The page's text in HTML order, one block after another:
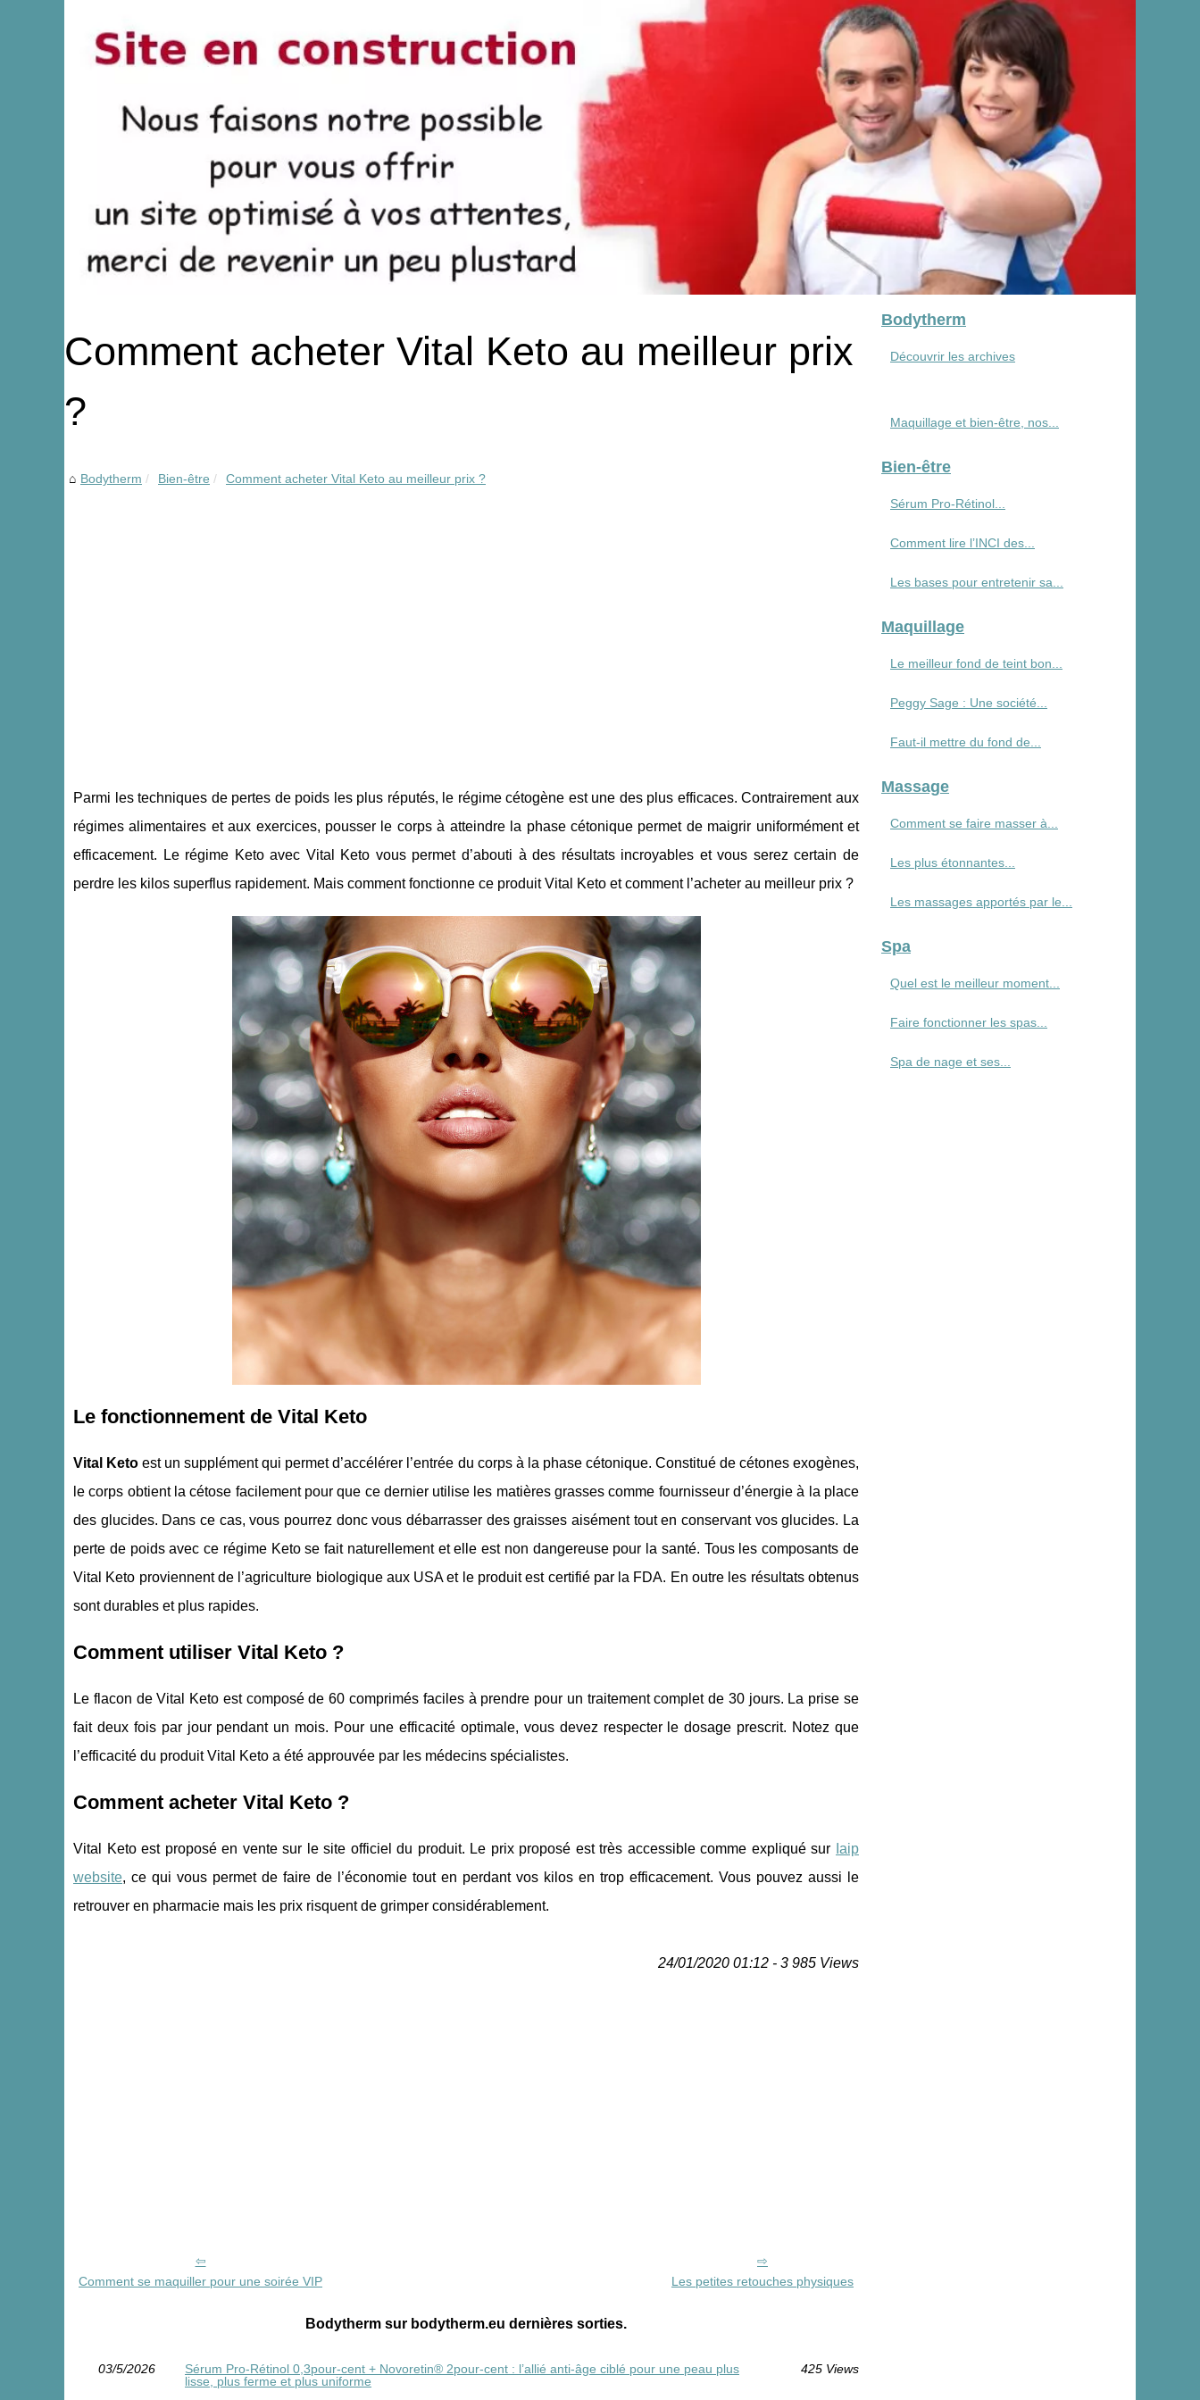
Comment acheter Vital Keto au meilleur prix
?
Bodytherm Bien-être Comment acheter Vital Keto au meilleur prix ?
Parmi les techniques de pertes de poids les plus réputés, le régime cétogène est une des plus efficaces. Contrairement aux
régimes alimentaires et aux exercices, pousser le corps à atteindre la phase cétonique permet de maigrir uniformément et
efficacement. Le régime Keto avec Vital Keto vous permet d’abouti à des résultats incroyables et vous serez certain de
perdre les kilos superflus rapidement. Mais comment fonctionne ce produit Vital Keto et comment l’acheter au meilleur prix ?
Le fonctionnement de Vital Keto
Vital Keto est un supplément qui permet d’accélérer l’entrée du corps à la phase cétonique. Constitué de cétones exogènes,
le corps obtient la cétose facilement pour que ce dernier utilise les matières grasses comme fournisseur d’énergie à la place
des glucides. Dans ce cas, vous pourrez donc vous débarrasser des graisses aisément tout en conservant vos glucides. La
perte de poids avec ce régime Keto se fait naturellement et elle est non dangereuse pour la santé. Tous les composants de
Vital Keto proviennent de l’agriculture biologique aux USA et le produit est certifié par la FDA. En outre les résultats obtenus
sont durables et plus rapides.
Comment utiliser Vital Keto ?
Le flacon de Vital Keto est composé de 60 comprimés faciles à prendre pour un traitement complet de 30 jours. La prise se
fait deux fois par jour pendant un mois. Pour une efficacité optimale, vous devez respecter le dosage prescrit. Notez que
l’efficacité du produit Vital Keto a été approuvée par les médecins spécialistes.
Comment acheter Vital Keto ?
Vital Keto est proposé en vente sur le site officiel du produit. Le prix proposé est très accessible comme expliqué sur Iaip
website, ce qui vous permet de faire de l’économie tout en perdant vos kilos en trop efficacement. Vous pouvez aussi le
retrouver en pharmacie mais les prix risquent de grimper considérablement.
24/01/2020 01:12 - 3 985 Views
Comment se maquiller pour une soirée VIP Les petites retouches physiques
Bodytherm sur bodytherm.eu dernières sorties.
03/5/2026
Sérum Pro‑Rétinol 0,3pour-cent + Novoretin® 2pour-cent : l’allié anti‑âge ciblé pour une peau plus
lisse, plus ferme et plus uniforme
425 Views
Bodytherm
Découvrir les archives
Maquillage et bien-être, nos...
Bien-être
Sérum Pro‑Rétinol...
Comment lire l’INCI des...
Les bases pour entretenir sa...
Maquillage
Le meilleur fond de teint bon...
Peggy Sage : Une société...
Faut-il mettre du fond de...
Massage
Comment se faire masser à...
Les plus étonnantes...
Les massages apportés par le...
Spa
Quel est le meilleur moment...
Faire fonctionner les spas...
Spa de nage et ses...